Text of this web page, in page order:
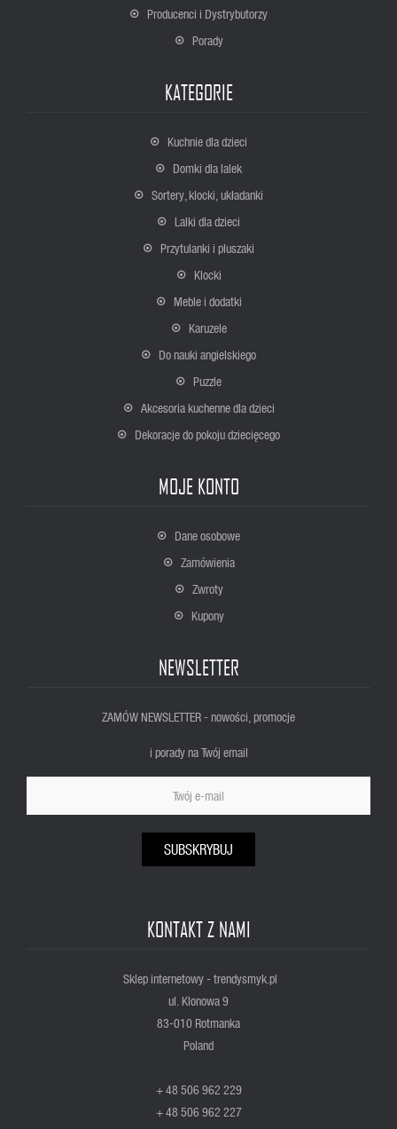
Producenci i Dystrybutorzy
Porady
KATEGORIE
Kuchnie dla dzieci
Domki dla lalek
Sortery, klocki, układanki
Lalki dla dzieci
Przytulanki i pluszaki
Klocki
Meble i dodatki
Karuzele
Do nauki angielskiego
Puzzle
Akcesoria kuchenne dla dzieci
Dekoracje do pokoju dziecięcego
MOJE KONTO
Dane osobowe
Zamówienia
Zwroty
Kupony
NEWSLETTER
ZAMÓW NEWSLETTER - nowości, promocje
i porady na Twój email
SUBSKRYBUJ
KONTAKT Z NAMI
Sklep internetowy - trendysmyk.pl
ul. Klonowa 9
83-010 Rotmanka
Poland
+ 48 506 962 229
+ 48 506 962 227